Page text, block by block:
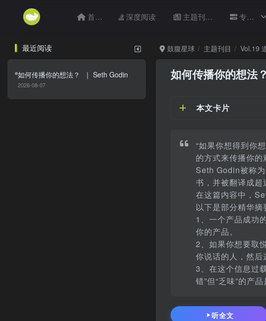
首页 深度阅读 主题刊目 专题
最近阅读
如何传播你的想法？ ｜ Seth Godin
2026-08-07
鼓腹星球 主题刊目 Vol.19
如何传播你的想法？
本文卡片
“如果你想得到你
的方式来传播你
Seth Godin被称
书，并被翻译成超
在这篇内容中，
以下是部分精华摘
1、一个产品成功
你的产品。
2、如果你想要取
你说话的人，然后
3、在这个信息过
错”但“乏味”的产品
听全文